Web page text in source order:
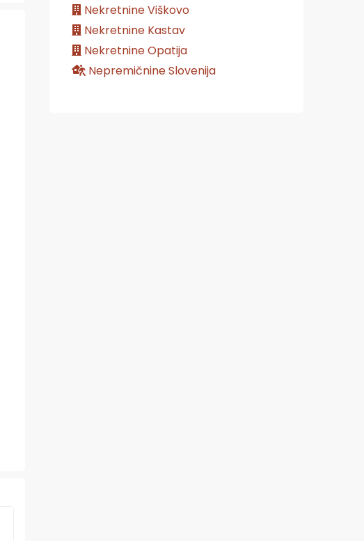
Nekretnine Viškovo
Nekretnine Kastav
Nekretnine Opatija
Nepremičnine Slovenija